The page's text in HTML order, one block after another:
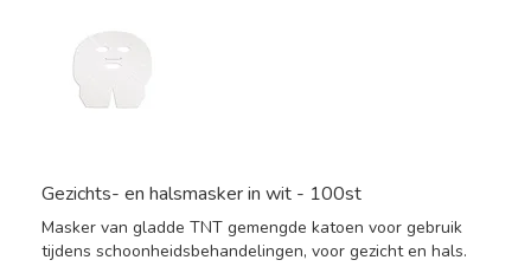
Gezichts- en halsmasker in wit - 100st
Masker van gladde TNT gemengde katoen voor gebruik
tijdens schoonheidsbehandelingen, voor gezicht en hals.